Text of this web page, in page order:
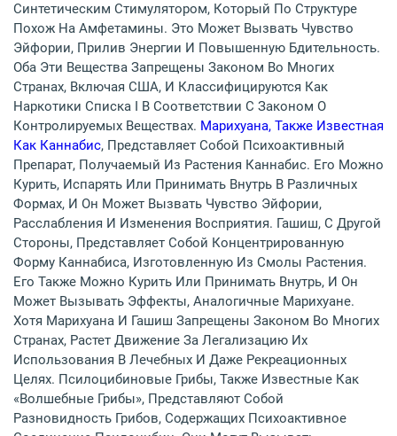
Синтетическим Стимулятором, Который По Структуре
Похож На Амфетамины. Это Может Вызвать Чувство
Эйфории, Прилив Энергии И Повышенную Бдительность.
Оба Эти Вещества Запрещены Законом Во Многих
Странах, Включая США, И Классифицируются Как
Наркотики Списка I В Соответствии С Законом О
Контролируемых Веществах. Марихуана, Также Известная
Как Каннабис, Представляет Собой Психоактивный
Препарат, Получаемый Из Растения Каннабис. Его Можно
Курить, Испарять Или Принимать Внутрь В Различных
Формах, И Он Может Вызвать Чувство Эйфории,
Расслабления И Изменения Восприятия. Гашиш, С Другой
Стороны, Представляет Собой Концентрированную
Форму Каннабиса, Изготовленную Из Смолы Растения.
Его Также Можно Курить Или Принимать Внутрь, И Он
Может Вызывать Эффекты, Аналогичные Марихуане.
Хотя Марихуана И Гашиш Запрещены Законом Во Многих
Странах, Растет Движение За Легализацию Их
Использования В Лечебных И Даже Рекреационных
Целях. Псилоцибиновые Грибы, Также Известные Как
«волшебные Грибы», Представляют Собой
Разновидность Грибов, Содержащих Психоактивное